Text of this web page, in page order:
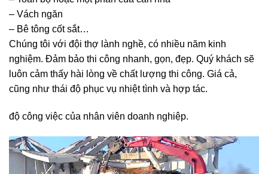
– Vách ngăn
– Bê tông cốt sắt…
Chúng tôi với đội thợ lành nghề, có nhiều năm kinh
nghiệm. Đảm bảo thi công nhanh, gọn, đẹp. Quý khách sẽ
luôn cảm thấy hài lòng về chất lượng thi công. Giá cả,
cũng như thái độ phục vụ nhiệt tình và hợp tác.
độ công việc của nhân viên doanh nghiệp.